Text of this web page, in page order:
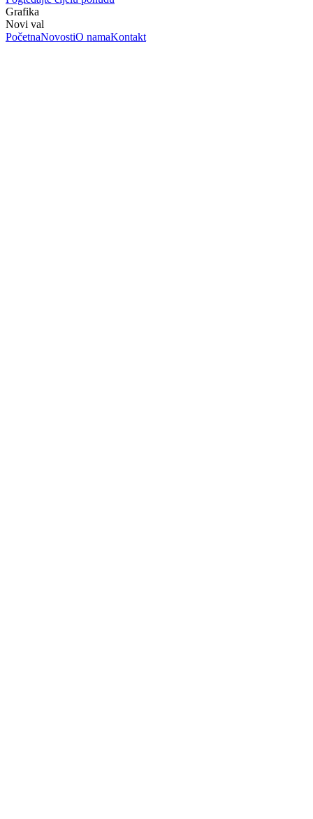
Grafika
Novi val
PočetnaNovostiO namaKontakt